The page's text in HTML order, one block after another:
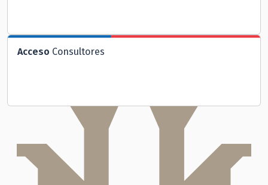
Acceso Consultores